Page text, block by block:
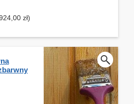
zł)